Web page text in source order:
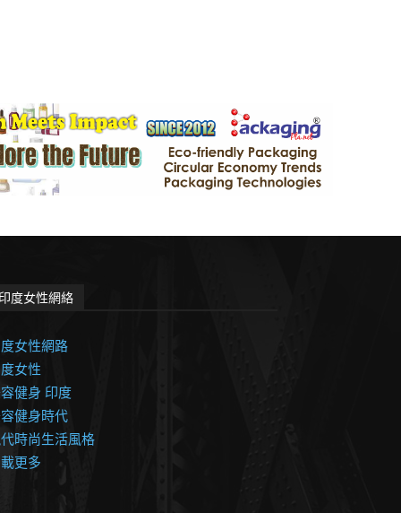
度女性網絡
女性網路
女性
健身 印度
健身時代
時尚生活風格
更多